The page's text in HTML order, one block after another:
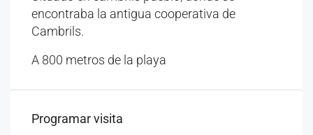
encontraba la antigua cooperativa de
Cambrils.
A 800 metros de la playa
Programar visita